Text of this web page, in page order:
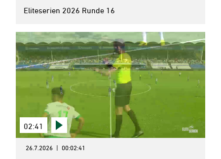
Eliteserien 2026 Runde 16
02:41
26.7.2026 | 00:02:41